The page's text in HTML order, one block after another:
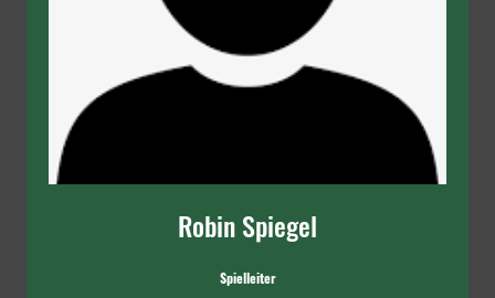
Robin Spiegel
Spielleiter